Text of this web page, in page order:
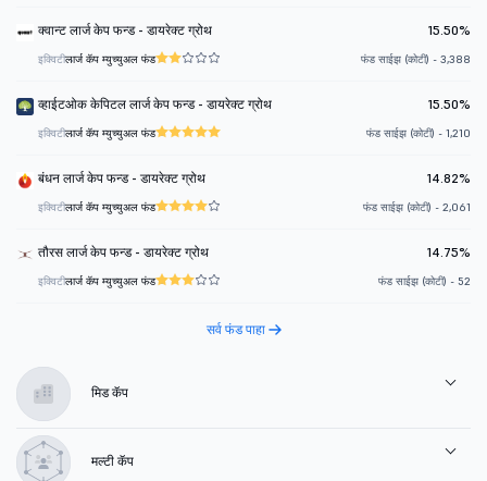
क्वान्ट लार्ज केप फन्ड - डायरेक्ट ग्रोथ 15.50%
इक्विटीलार्ज कॅप म्युच्युअल फंड फंड साईझ (कोटी) - 3,388
व्हाईटओक केपिटल लार्ज केप फन्ड - डायरेक्ट ग्रोथ 15.50%
इक्विटीलार्ज कॅप म्युच्युअल फंड फंड साईझ (कोटी) - 1,210
बंधन लार्ज केप फन्ड - डायरेक्ट ग्रोथ 14.82%
इक्विटीलार्ज कॅप म्युच्युअल फंड फंड साईझ (कोटी) - 2,061
तौरस लार्ज केप फन्ड - डायरेक्ट ग्रोथ 14.75%
इक्विटीलार्ज कॅप म्युच्युअल फंड फंड साईझ (कोटी) - 52
सर्व फंड पाहा
मिड कॅप
मल्टी कॅप